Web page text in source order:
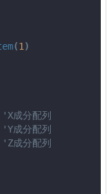
(1 )
'X成分配列
'Y成分配列
'Z成分配列